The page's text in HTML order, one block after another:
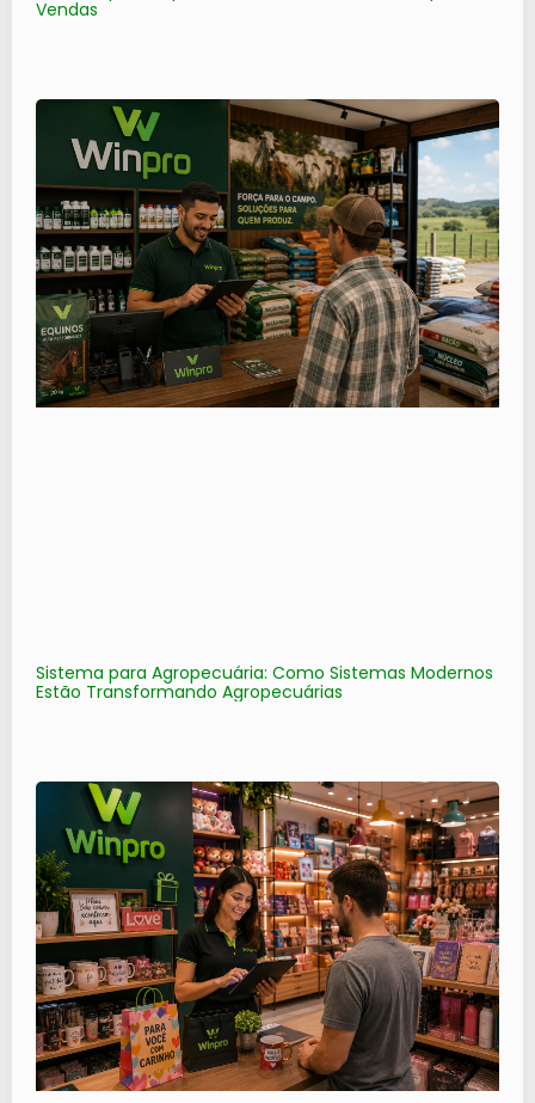
Vendas
Sistema para Agropecuária: Como Sistemas Modernos
Estão Transformando Agropecuárias